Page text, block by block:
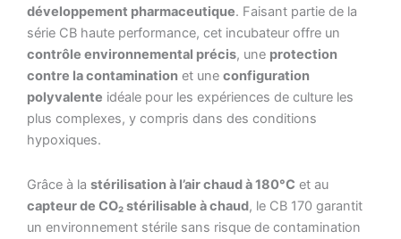
développement pharmaceutique. Faisant partie de la
série CB haute performance, cet incubateur offre un
contrôle environnemental précis, une protection
contre la contamination et une configuration
polyvalente idéale pour les expériences de culture les
plus complexes, y compris dans des conditions
hypoxiques.
Grâce à la stérilisation à l’air chaud à 180°C et au
capteur de CO₂ stérilisable à chaud, le CB 170 garantit
un environnement stérile sans risque de contamination